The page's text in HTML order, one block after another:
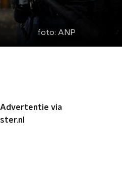
foto: ANP
Advertentie via
ster.nl